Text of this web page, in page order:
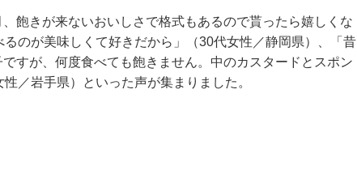
飽きが来ないおいしさで格式もあるので貰ったら嬉しくな
のが美味しくて好きだから」（30代女性／静岡県）、「昔
すが、何度食べても飽きません。中のカスタードとスポン
／岩手県）といった声が集まりました。